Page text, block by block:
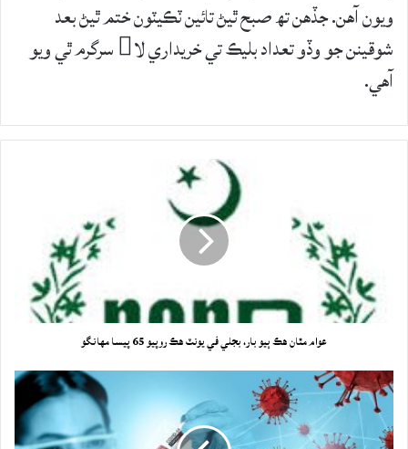
ويون آهن. جڏهن تھ صبح ٿيڻ تائين ٽڪيٽون ختم ٿيڻ بعد
شوقينن جو وڏو تعداد بليڪ تي خريداري لا سرگرم ٿي ويو
آهي.
عوام مٿان هڪ ٻيو بار، بجلي في يونٽ هڪ روپيو 65 پيسا مهانگو